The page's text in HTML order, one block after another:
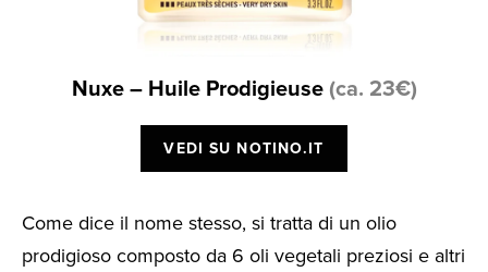
Nuxe – Huile Prodigieuse (ca. 23€)
VEDI SU NOTINO.IT
Come dice il nome stesso, si tratta di un olio
prodigioso composto da 6 oli vegetali preziosi e altri